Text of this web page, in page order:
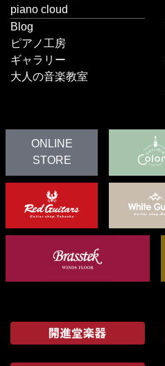
piano cloud
Blog
ピアノ工房
ギャラリー
大人の音楽教室
ONLINE
STORE